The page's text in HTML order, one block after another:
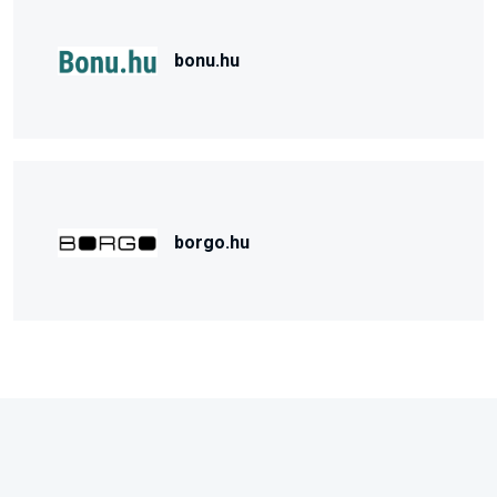
bonu.hu
borgo.hu